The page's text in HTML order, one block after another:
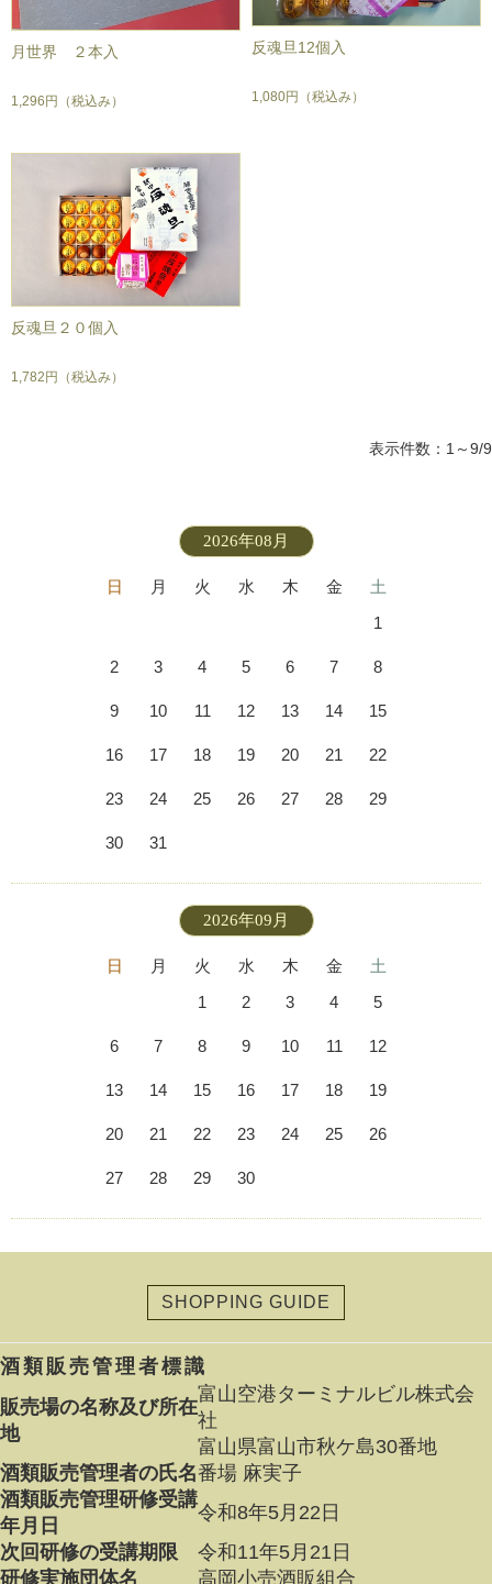
月世界 ２本入
1,296円 （税込み）
反魂旦12個入
1,080円 （税込み）
反魂旦２０個入
1,782円 （税込み）
表示件数：1～9/9
2026年08月
日 月 火 水 木 金
土
1
2 3 4 5 6 7 8
9 10 11 12 13 14 15
16 17 18 19 20 21 22
23 24 25 26 27 28 29
30 31
2026年09月
日 月 火 水 木 金
土
1
2 3 4 5
6 7 8 9 10 11 12
13 14 15 16 17 18 19
20 21 22 23 24 25 26
27 28 29 30
SHOPPING GUIDE
酒類販売管理者標識
販売場の名称及び所在
地
富山空港ターミナルビル株式会
社
富山県富山市秋ケ島30番地
酒類販売管理者の氏名番場 麻実子
酒類販売管理研修受講
年月日
令和8年5月22日
次回研修の受講期限
令和11年5月21日
研修実施団体名
高岡小売酒販組合